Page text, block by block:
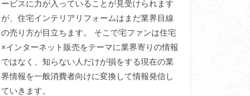
ービスに力が入っていることが見受けられます
が、住宅インテリアリフォームはまだ業界目線
の売り方が目立ちます。 そこで宅ファンは住宅
×インターネット販売をテーマに業界寄りの情報
ではなく、知らない人だけが損をする現在の業
界情報を一般消費者向けに変換して情報発信し
ていきます。